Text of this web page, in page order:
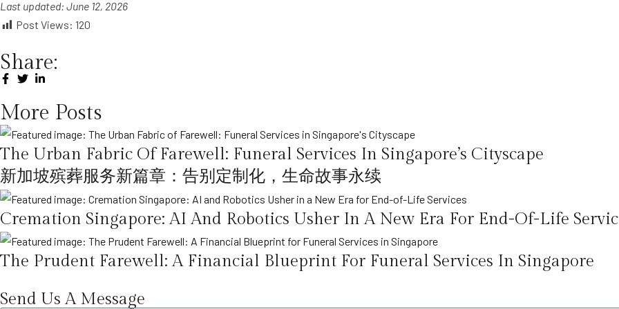
Last updated: June 12, 2026
Post Views: 120
Share:
More Posts
The Urban Fabric Of Farewell: Funeral Services In Singapore’s Cityscape
新加坡殡葬服务新篇章：告别定制化，生命故事永续
Cremation Singapore: AI And Robotics Usher In A New Era For End-Of-Life
The Prudent Farewell: A Financial Blueprint For Funeral Services In Singapore
Send Us A Message